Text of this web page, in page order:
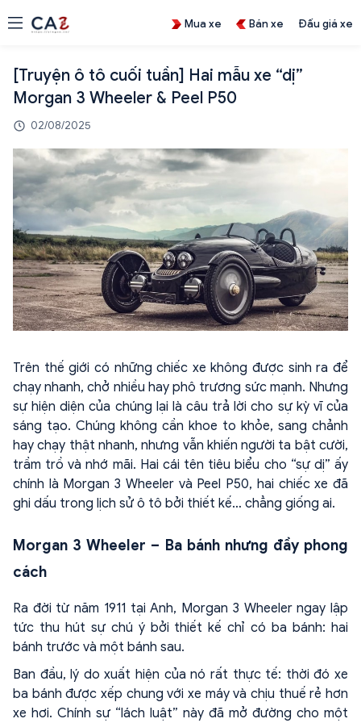
Mua xe Bán xe Đấu giá xe
[Truyện ô tô cuối tuần] Hai mẫu xe “dị”
Morgan 3 Wheeler & Peel P50
02/08/2025
Trên thế giới có những chiếc xe không được sinh ra để
chạy nhanh, chở nhiều hay phô trương sức mạnh. Nhưng
sự hiện diện của chúng lại là câu trả lời cho sự kỳ vĩ của
sáng tạo. Chúng không cần khoe to khỏe, sang chảnh
hay chạy thật nhanh, nhưng vẫn khiến người ta bật cười,
trầm trồ và nhớ mãi. Hai cái tên tiêu biểu cho “sự dị” ấy
chính là Morgan 3 Wheeler và Peel P50, hai chiếc xe đã
ghi dấu trong lịch sử ô tô bởi thiết kế… chẳng giống ai.
Morgan 3 Wheeler – Ba bánh nhưng đầy phong
cách
Ra đời từ năm 1911 tại Anh, Morgan 3 Wheeler ngay lập
tức thu hút sự chú ý bởi thiết kế chỉ có ba bánh: hai
bánh trước và một bánh sau.
Ban đầu, lý do xuất hiện của nó rất thực tế: thời đó xe
ba bánh được xếp chung với xe máy và chịu thuế rẻ hơn
xe hơi. Chính sự “lách luật” này đã mở đường cho một